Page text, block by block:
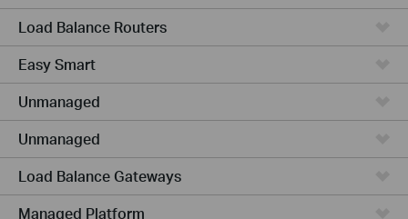
Load Balance Routers
Easy Smart
Unmanaged
Unmanaged
Load Balance Gateways
Managed Platform